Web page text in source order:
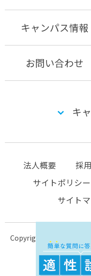
キャンパス情報
お問い合わせ
キ
法人概要 採
サイトポリシー
サイト
Copyright © 2004-2026